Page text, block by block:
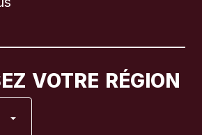
VOTRE RÉGION